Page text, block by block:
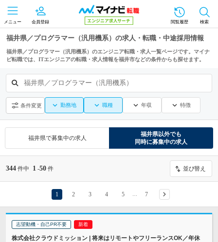
メニュー 会員登録 閲覧履歴 検索
福井県／プログラマー（汎用機系）の求人・転職・中途採用情報
福井県／プログラマー（汎用機系）のエンジニア転職・求人一覧ページです。マイナ
ビ転職では、ITエンジニアの転職・求人情報を福井市などの条件からも探せます。
福井県／プログラマー（汎用機系）
条件変更 勤務地 職種 年収 特徴
福井県で募集中の求人
福井県以外でも
同時に募集中の求人
344 件中 1 -50 件 並び替え
1 2 3 4 5 7
志望動機・自己PR不要
株式会社クラウドミッション | 将来はリモートやフリーランスOK／年休